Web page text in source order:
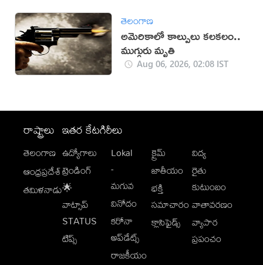
తెలంగాణ
అమెరికాలో కాల్పులు కలకలం..
ముగ్గురు మృతి
Aug 06, 2026, 02:08 IST
రాష్ట్రాలు
తెలంగాణ
ఆంధ్రప్రదేశ్
తమిళనాడు
ఇతర కేటగిరీలు
ఉద్యోగాలు
ట్రెండింగ్
🌟
వాట్సాప్
STATUS
టిప్స్
Lokal
-
మగువ
వినోదం
కరోనా
అప్‌డేట్స్
రాజకీయం
క్రైమ్
జాతీయం
భక్తి
సమాచారం
క్లాసిఫైడ్స్
విద్య
రైతు
కుటుంబం
వాతావరణం
వ్యాపార
ప్రపంచం